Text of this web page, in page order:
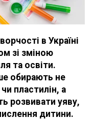
в Україні
зі зміною
та освіти.
обирають не
пластилін, а
розвивати уяву,
дитини.